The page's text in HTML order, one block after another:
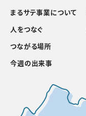
まるサテ事業について
人をつなぐ
つながる場所
今週の出来事